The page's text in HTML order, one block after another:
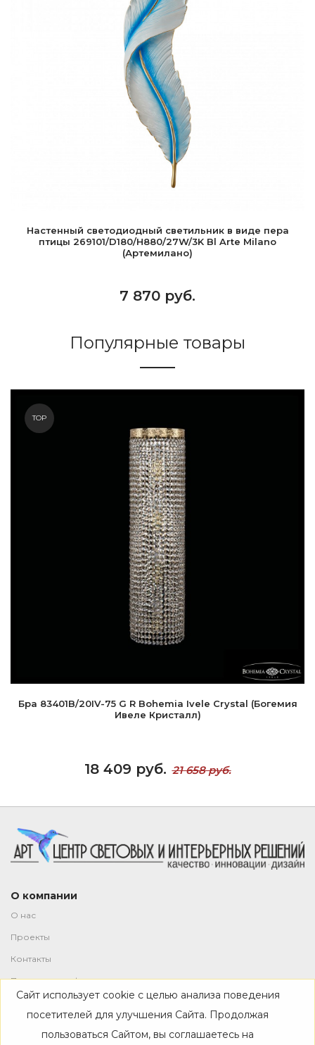
Настенный светодиодный светильник в виде пера
птицы 269101/D180/H880/27W/3K Bl Arte Milano
(Артемилано)
7 870 руб.
Популярные товары
TOP
Бра 83401B/20IV-75 G R Bohemia Ivele Crystal (Богемия
Ивеле Кристалл)
18 409 руб. 21 658 руб.
О компании
О нас
Проекты
Контакты
Политика конфиденциальности
Магазин
Каталог
Сайт использует cookie с целью анализа поведения
посетителей для улучшения Сайта. Продолжая
пользоваться Сайтом, вы соглашаетесь на